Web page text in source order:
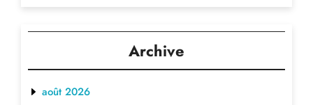
Archive
août 2026